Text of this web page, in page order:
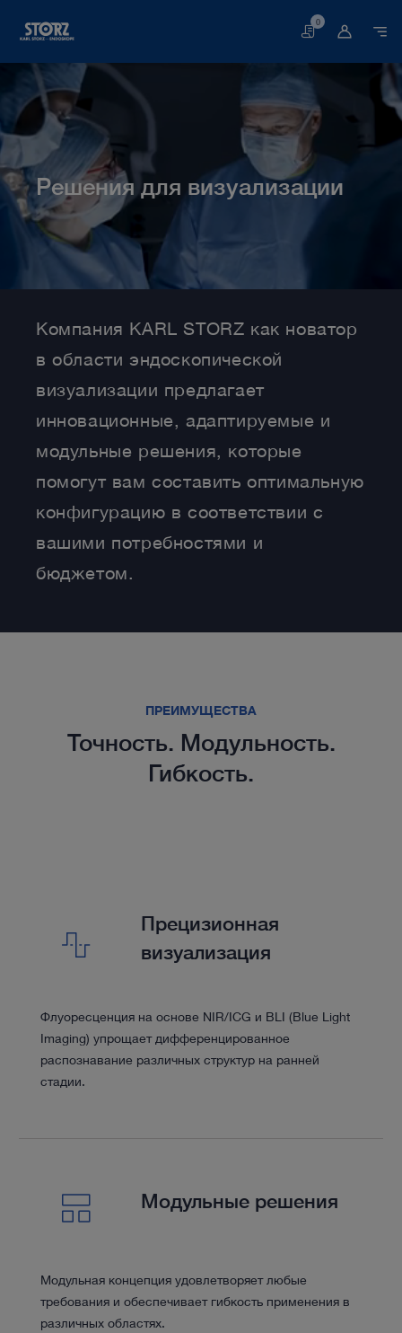
Корзина
0
Решения для визуализации
Компания KARL STORZ как новатор
в области эндоскопической
визуализации предлагает
инновационные, адаптируемые и
модульные решения, которые
помогут вам составить оптимальную
конфигурацию в соответствии с
вашими потребностями и
бюджетом.
ПРЕИМУЩЕСТВА
Точность. Модульность.
Гибкость.
Прецизионная
визуализация
Флуоресценция на основе NIR/ICG и BLI (Blue Light
Imaging) упрощает дифференцированное
распознавание различных структур на ранней
стадии.
Модульные решения
Модульная концепция удовлетворяет любые
требования и обеспечивает гибкость применения в
различных областях.